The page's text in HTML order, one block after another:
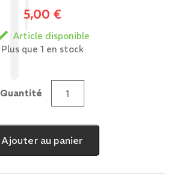
5,00 €
Article disponible
Plus que 1 en stock
Quantitéquantité
Jonc
carbone
Eco
3mm
Ajouter au panier